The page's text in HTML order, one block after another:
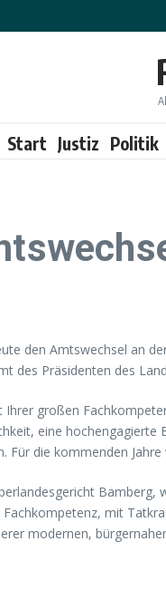
Start Justiz Politik
den Amtswechsel an
des Präsidenten des
großen
eine
Für die kommenden
mit
modernen,